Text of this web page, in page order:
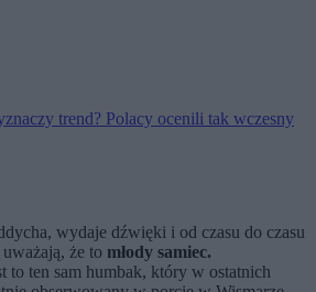
trend? Polacy ocenili tak wczesny
wydaje dźwięki i od czasu do czasu
że to młody samiec.
to ten sam humbak, który w ostatnich